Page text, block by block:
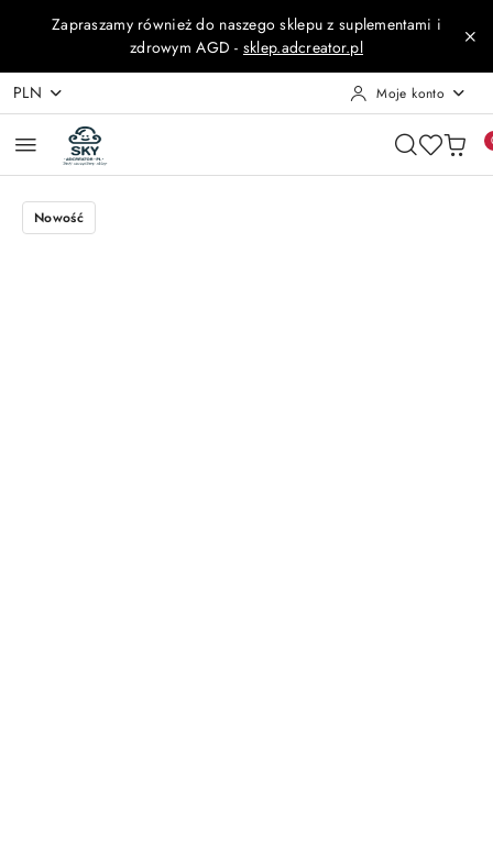
Przejdź do treści głównej
Przejdź do wyszukiwarki
Przejdź do moje konto
Przejdź do menu głównego
Przejdź do opisu produktu
Przejdź do stopki
Zapraszamy również do naszego sklepu z suplementami i
zdrowym AGD - sklep.adcreator.pl
PLN Moje konto
Nowość